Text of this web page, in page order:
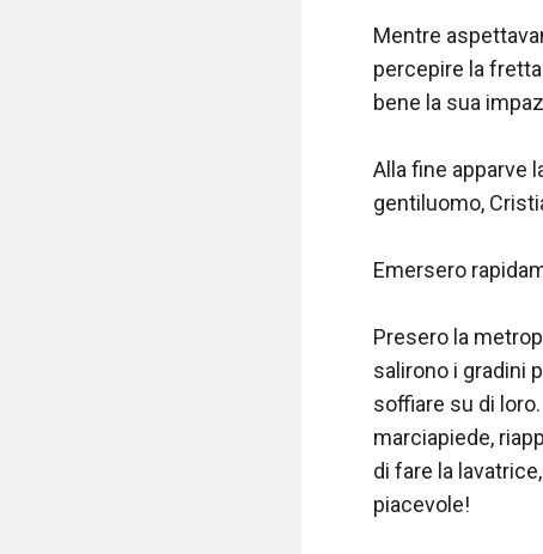
Mentre
percepire la
bene la sua
Alla fine apparve
gentiluomo,
Emersero
Presero la
salirono i gradini
soffiare su di
marciapiede,
di fare la
piacevole!